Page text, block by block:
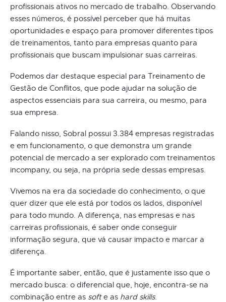
profissionais ativos no mercado de trabalho. Observando
esses números, é possível perceber que há muitas
oportunidades e espaço para promover diferentes tipos
de treinamentos, tanto para empresas quanto para
profissionais que buscam impulsionar suas carreiras.
Podemos dar destaque especial para Treinamento de
Gestão de Conflitos, que pode ajudar na solução de
aspectos essenciais para sua carreira, ou mesmo, para
sua empresa.
Falando nisso, Sobral possui 3.384 empresas registradas
e em funcionamento, o que demonstra um grande
potencial de mercado a ser explorado com treinamentos
incompany, ou seja, na própria sede dessas empresas.
Vivemos na era da sociedade do conhecimento, o que
quer dizer que ele está por todos os lados, disponível
para todo mundo. A diferença, nas empresas e nas
carreiras profissionais, é saber onde conseguir
informação segura, que vá causar impacto e marcar a
diferença.
É importante saber, então, que é justamente isso que o
mercado busca: o diferencial que, hoje, encontra-se na
combinação entre as softe as hard skills.